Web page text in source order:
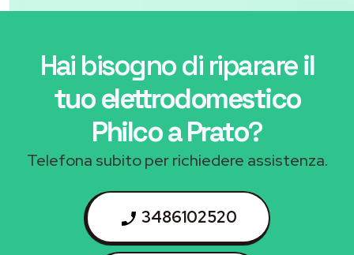
Hai bisogno di riparareil
tuo elettrodomestico
Philco a Prato?
Telefona subito per richiedere assistenza.
3486102520